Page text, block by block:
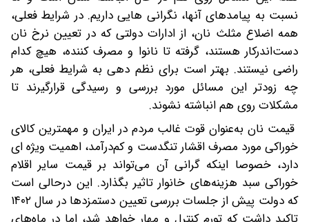
نسبت به پیامدهای آنها، نگرانی هایی داریم. در شرایط فعلی،
همه اضلاع مثلث نان، از ادارات دولتی که در تعیین نرخ نان
دست‌اندرکار هستند، گرفته تا نانوا و مصرف کننده، هیچ کدام
راضی نیستند. بهتر است برای نظم دهی به شرایط فعلی، هر
چه زودتر این مسائل مورد بررسی و رسیدگی قرارگیرند تا
مشکلات روی هم انباشته نشوند.
قیمت نان به‌عنوان قوت غالب مردم در ایران و مهمترین کالای
خوراکی مورد مصرف اقشار تنگدست و کم‌درآمد، اهمیت ویژه ای
دارد، خصوصا اینکه گرانی آن می‌تواند بر قیمت سایر اقلام
خوراکی سبد هزینه‌های خانوار تاثیر بگذارد. این درحالی است
که دولت پیش از جلسات بررسی تعیین دستمزدها در سال ۱۴۰۲